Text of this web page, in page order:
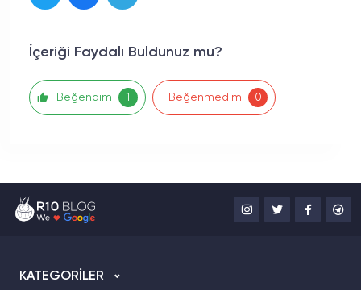
İçeriği Faydalı Buldunuz mu?
Beğendim 1 Beğenmedim 0
KATEGORİLER